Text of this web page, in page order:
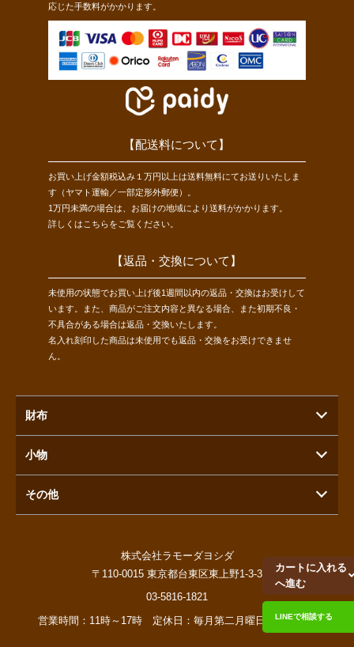
カートに入れる
へ進む
LINEで相談する
応じた手数料がかかります。
【配送料について】
お買い上げ金額税込み１万円以上は送料無料にてお送りいたしま
す（ヤマト運輸／一部定形外郵便）。
1万円未満の場合は、お届けの地域により送料がかかります。
詳しくは こちらをご覧ください。
【返品・交換について】
未使用の状態でお買い上げ後1週間以内の返品・交換はお受けして
います。また、商品がご注文内容と異なる場合、また初期不良・
不具合がある場合は返品・交換いたします。
名入れ刻印した商品は未使用でも返品・交換をお受けできませ
ん。
財布
小物
その他
株式会社ラモーダヨシダ
〒110-0015 東京都台東区東上野1-3-3
03-5816-1821
営業時間：11時～17時 定休日：毎月第二月曜日／土日祝日